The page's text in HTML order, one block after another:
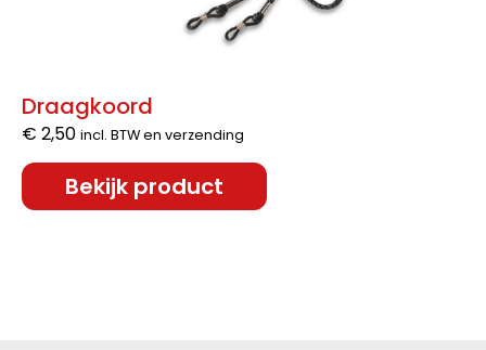
Draagkoord
€ 2,50 incl. BTW en verzending
Bekijk product